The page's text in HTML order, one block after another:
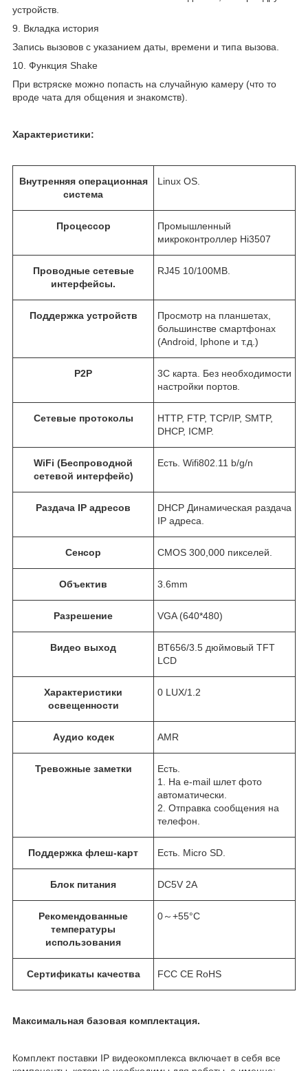
устройств.
9. Вкладка история
Запись вызовов с указанием даты, времени и типа вызова.
10. Функция Shake
При встряске можно попасть на случайную камеру (что то
вроде чата для общения и знакомств).
Характеристики:
Внутренняя операционная
система
Linux OS.
Процессор
Промышленный
микроконтроллер Hi3507
Проводные сетевые
интерфейсы.
RJ45 10/100MB.
Поддержка устройств
Просмотр на планшетах,
большинстве смартфонах
(Android, Iphone и т.д.)
P2P
3C карта. Без необходимости
настройки портов.
Сетевые протоколы
HTTP, FTP, TCP/IP, SMTP,
DHCP, ICMP.
WiFi (Беспроводной
сетевой интерфейс)
Есть. Wifi802.11 b/g/n
Раздача IP адресов
DHCP Динамическая раздача
IP адреса.
Сенсор CMOS 300,000 пикселей.
Объектив 3.6mm
Разрешение VGA (640*480)
Видео выход
BT656/3.5 дюймовый TFT
LCD
Характеристики
освещенности
0 LUX/1.2
Аудио кодек AMR
Тревожные заметки
Есть.
1. На e-mail шлет фото
автоматически.
2. Отправка сообщения на
телефон.
Поддержка флеш-карт Есть. Micro SD.
Блок питания DC5V 2A
Рекомендованные
температуры
использования
0～+55°C
Сертификаты качества FCC CE RoHS
Максимальная базовая комплектация.
Комплект поставки IP видеокомплекса включает в себя все